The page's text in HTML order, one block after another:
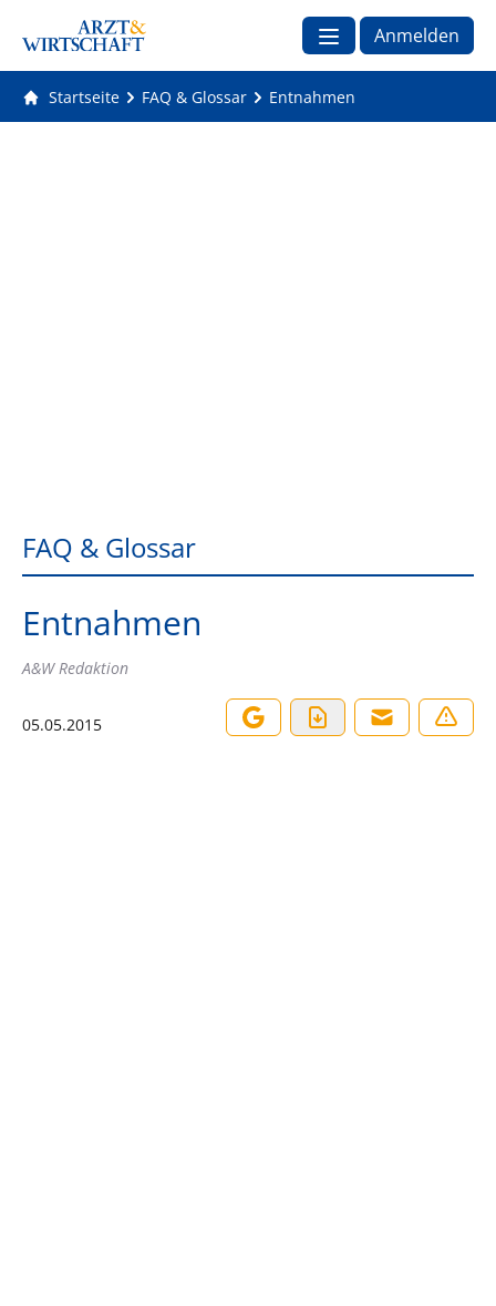
Anmelden
Startseite FAQ & Glossar Entnahmen
FAQ & Glossar
Entnahmen
A&W Redaktion
05.05.2015